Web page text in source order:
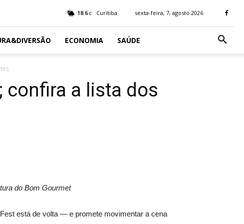
18.6 C Curitiba sexta-feira, 7, agosto 2026
ECONOMIA SAÚDE
confira a lista dos
do Bom Gourmet
está de volta — e promete movimentar a cena